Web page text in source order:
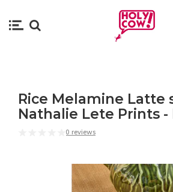
Rice Melamine Latte
Nathalie Lete Prints -
0 reviews